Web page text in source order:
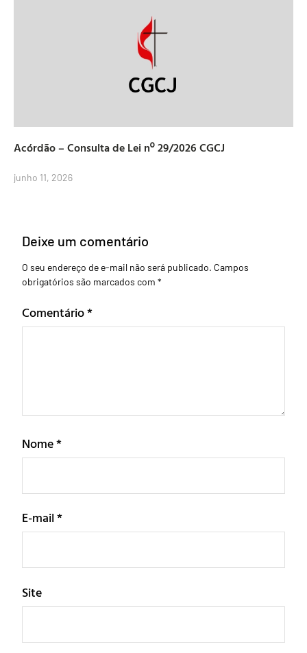
Acórdão – Consulta de Lei nº 29/2026 CGCJ
junho 11, 2026
Deixe um comentário
O seu endereço de e-mail não será publicado. Campos
obrigatórios são marcados com *
Comentário*
Nome*
E-mail*
Site